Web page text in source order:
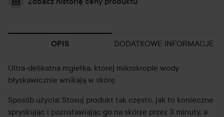
OPIS DODATKOWE INFORMACJE
Ultra-delikatna mgiełka, której mikrokrople wody
błyskawicznie wnikają w skórę.
Sposób użycia: Stosuj produkt tak często, jak to konieczne
spryskując i pozostawiając go na skórze przez 3 minuty, a